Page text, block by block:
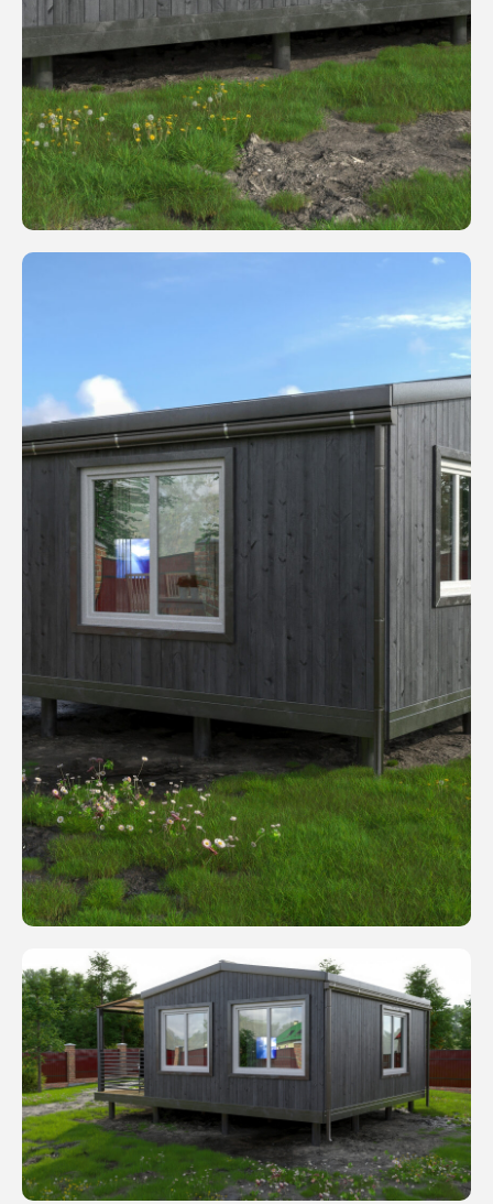
Оставьте заявку
бесплатную
консультацию
Оставьте заявку на бесплатную
консультацию, и наш менеджер
проконсультирует вас по всем
вопросам.